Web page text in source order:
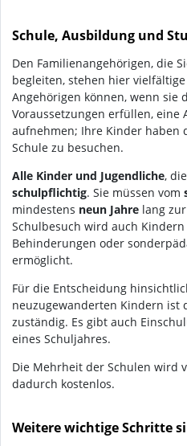
Schule, Ausbildung und
Den Familienangehörigen, die
begleiten, stehen hier
Angehörigen können, wenn sie
Voraussetzungen erfüllen, eine
aufnehmen; Ihre Kinder haben
Schule zu besuchen.
Alle Kinder und Jugendliche,
schulpflichtig. Sie müssen vom
mindestens neun Jahre lang
Schulbesuch wird auch
Behinderungen oder
ermöglicht.
Für die Entscheidung
neuzugewanderten Kindern ist
zuständig. Es gibt auch
eines Schuljahres.
Die Mehrheit der Schulen wird
dadurch kostenlos.
Weitere wichtige Schritte